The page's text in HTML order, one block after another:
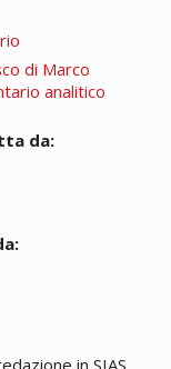
di Marco
analitico
da: